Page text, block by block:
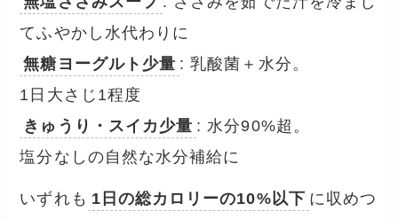
てふやかし水代わりに
無糖ヨーグルト少量 : 乳酸菌＋水分。
1日大さじ1程度
きゅうり・スイカ少量 : 水分90%超。
塩分なしの自然な水分補給に
いずれも 1日の総カロリーの10%以下 に収めつ